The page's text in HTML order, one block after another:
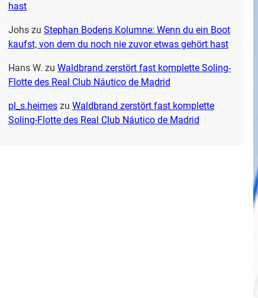
hast
Johszu Stephan Bodens Kolumne: Wenn du ein Boot
kaufst, von dem du noch nie zuvor etwas gehört hast
Hans W. zu Waldbrand zerstört fast komplette Soling-
Flotte des Real Club Náutico de Madrid
pl_s.heimeszu Waldbrand zerstört fast komplette
Soling-Flotte des Real Club Náutico de Madrid